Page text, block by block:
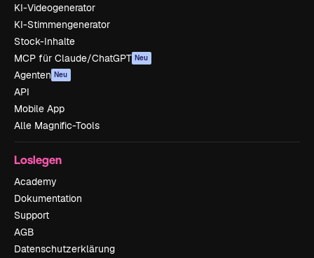
KI-Videogenerator
KI-Stimmengenerator
Stock-Inhalte
MCP für Claude/ChatGPT Neu
Agenten Neu
API
Mobile App
Alle Magnific-Tools
Loslegen
Academy
Dokumentation
Support
AGB
Datenschutzerklärung